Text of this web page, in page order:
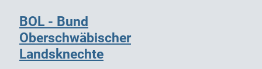
BOL - Bund
Oberschwäbischer
Landsknechte